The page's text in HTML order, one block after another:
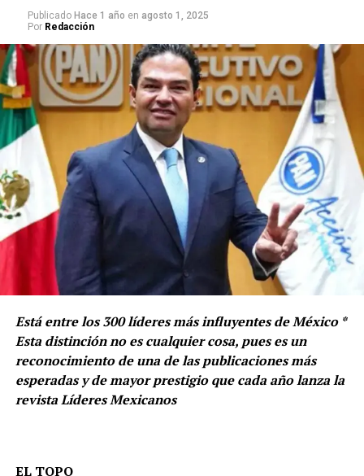
Publicado Hace 1 año en agosto 1, 2025
Por Redacción
Está entre los 300 líderes más influyentes de México *
Esta distinción no es cualquier cosa, pues es un
reconocimiento de una de las publicaciones más
esperadas y de mayor prestigio que cada año lanza la
revista Líderes Mexicanos
EL TOPO